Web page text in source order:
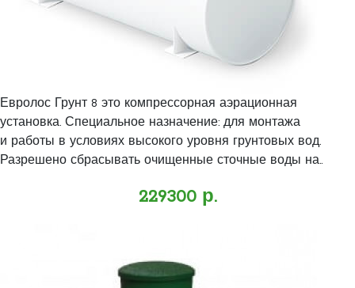
Евролос Грунт 8 это компрессорная аэрационная
установка. Специальное назначение: для монтажа
и работы в условиях высокого уровня грунтовых вод.
Разрешено сбрасывать очищенные сточные воды на..
229300 р.